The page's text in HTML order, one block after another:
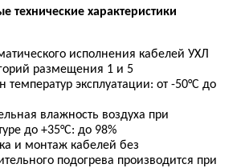
технические характеристики
исполнения кабелей УХЛ
размещения 1 и 5
температур эксплуатации: от -50°С до
влажность воздуха при
до +35°С: до 98%
и монтаж кабелей без
подогрева производится при